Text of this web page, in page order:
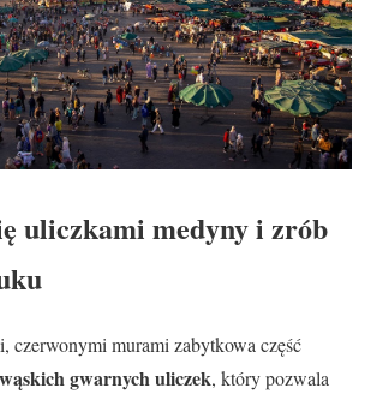
uliczkami medyny i zrób
czerwonymi murami zabytkowa część
gwarnych uliczek, który pozwala